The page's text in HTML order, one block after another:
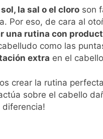
2 Semanas Atrás
La fiebre del
2 Semanas Atrás
Sanidad publica el
2 Semanas Atrás
sol, la sal o el cloro son
Por eso, de cara al
una rutina con
como las
extra en el
crear la rutina
sobre el cabello
diferencia!